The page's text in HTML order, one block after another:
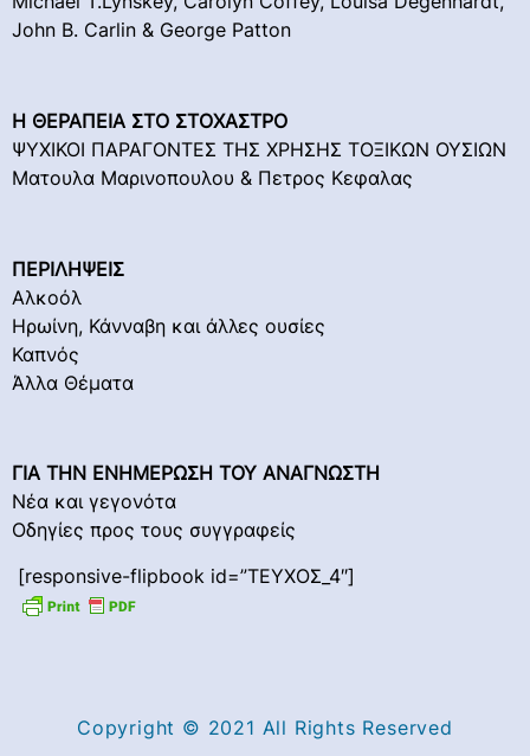
John B. Carlin & George Patton
Η ΘΕΡΑΠΕΙΑ ΣΤΟ ΣΤΟΧΑΣΤΡΟ
ΨΥΧΙΚΟΙ ΠΑΡΑΓΟΝΤΕΣ ΤΗΣ ΧΡΗΣΗΣ ΤΟΞΙΚΩΝ ΟΥΣΙΩΝ
Ματουλα Μαρινοπουλου & Πετρος Κεφαλας
ΠΕΡΙΛΗΨΕΙΣ
Αλκοόλ
Ηρωίνη, Κάνναβη και άλλες ουσίες
Καπνός
Άλλα Θέματα
ΓΙΑ ΤΗΝ ΕΝΗΜΕΡΩΣΗ ΤΟΥ ΑΝΑΓΝΩΣΤΗ
Νέα και γεγονότα
Οδηγίες προς τους συγγραφείς
[responsive-flipbook id=”ΤΕΥΧΟΣ_4″]
Copyright © 2021 All Rights Reserved